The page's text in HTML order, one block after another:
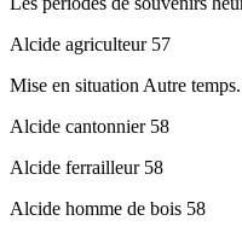
Alcide agriculteur 57
Mise en situation Autre
Alcide cantonnier 58
Alcide ferrailleur 58
Alcide homme de bois 58